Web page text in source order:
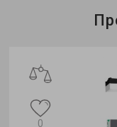
0